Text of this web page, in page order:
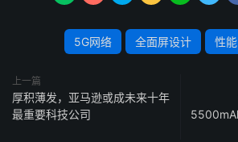
5G网络 全面屏设计 性能
上一篇
厚积薄发，亚马逊或成未来十年
最重要科技公司